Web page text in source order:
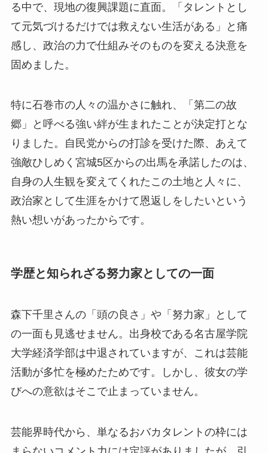
る中で、現地の復興課題に直面。「タレントとし
て元気づけるだけでは救えない生活がある」と痛
感し、政治の力で仕組みそのものを変える決意を
固めました。
特に石巻市の人々の温かさに触れ、「第二の故
郷」と呼べる強い絆が生まれたことが決定打とな
りました。自民党からの打診を受けた際、あえて
強敵ひしめく宮城5区からの出馬を承諾したのは、
自身の人生観を変えてくれたこの土地と人々に、
政治家として生涯をかけて恩返しをしたいという
熱い想いがあったからです。
学歴と知られざる努力家としての一面
森下千里さんの「頭の良さ」や「努力家」として
の一面も見逃せません。出身校である名古屋学院
大学経済学部は中退されていますが、これは芸能
活動が多忙を極めたためです。しかし、彼女の学
びへの意欲はそこで止まっていません。
芸能界時代から、単なるおバカタレントの枠には